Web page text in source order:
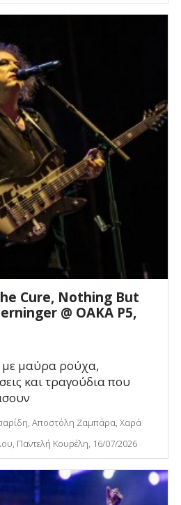
Cure, Nothing But
@ ΟΑΚΑ P5,
μαύρα ρούχα,
και τραγούδια που
Αποστόλη Ζαμπάρα, Χαρά
Παντελή Κουρέλη, 16/07/2026